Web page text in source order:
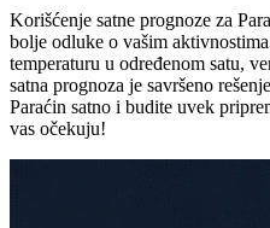
Korišćenje satne prognoze za
bolje odluke o vašim
temperaturu u određenom satu,
satna prognoza je savršeno
Paraćin satno i budite uvek
vas očekuju!